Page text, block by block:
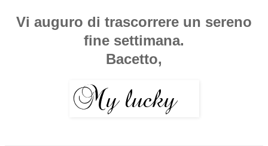
Vi auguro di trascorrere un sereno
fine settimana.
Bacetto,